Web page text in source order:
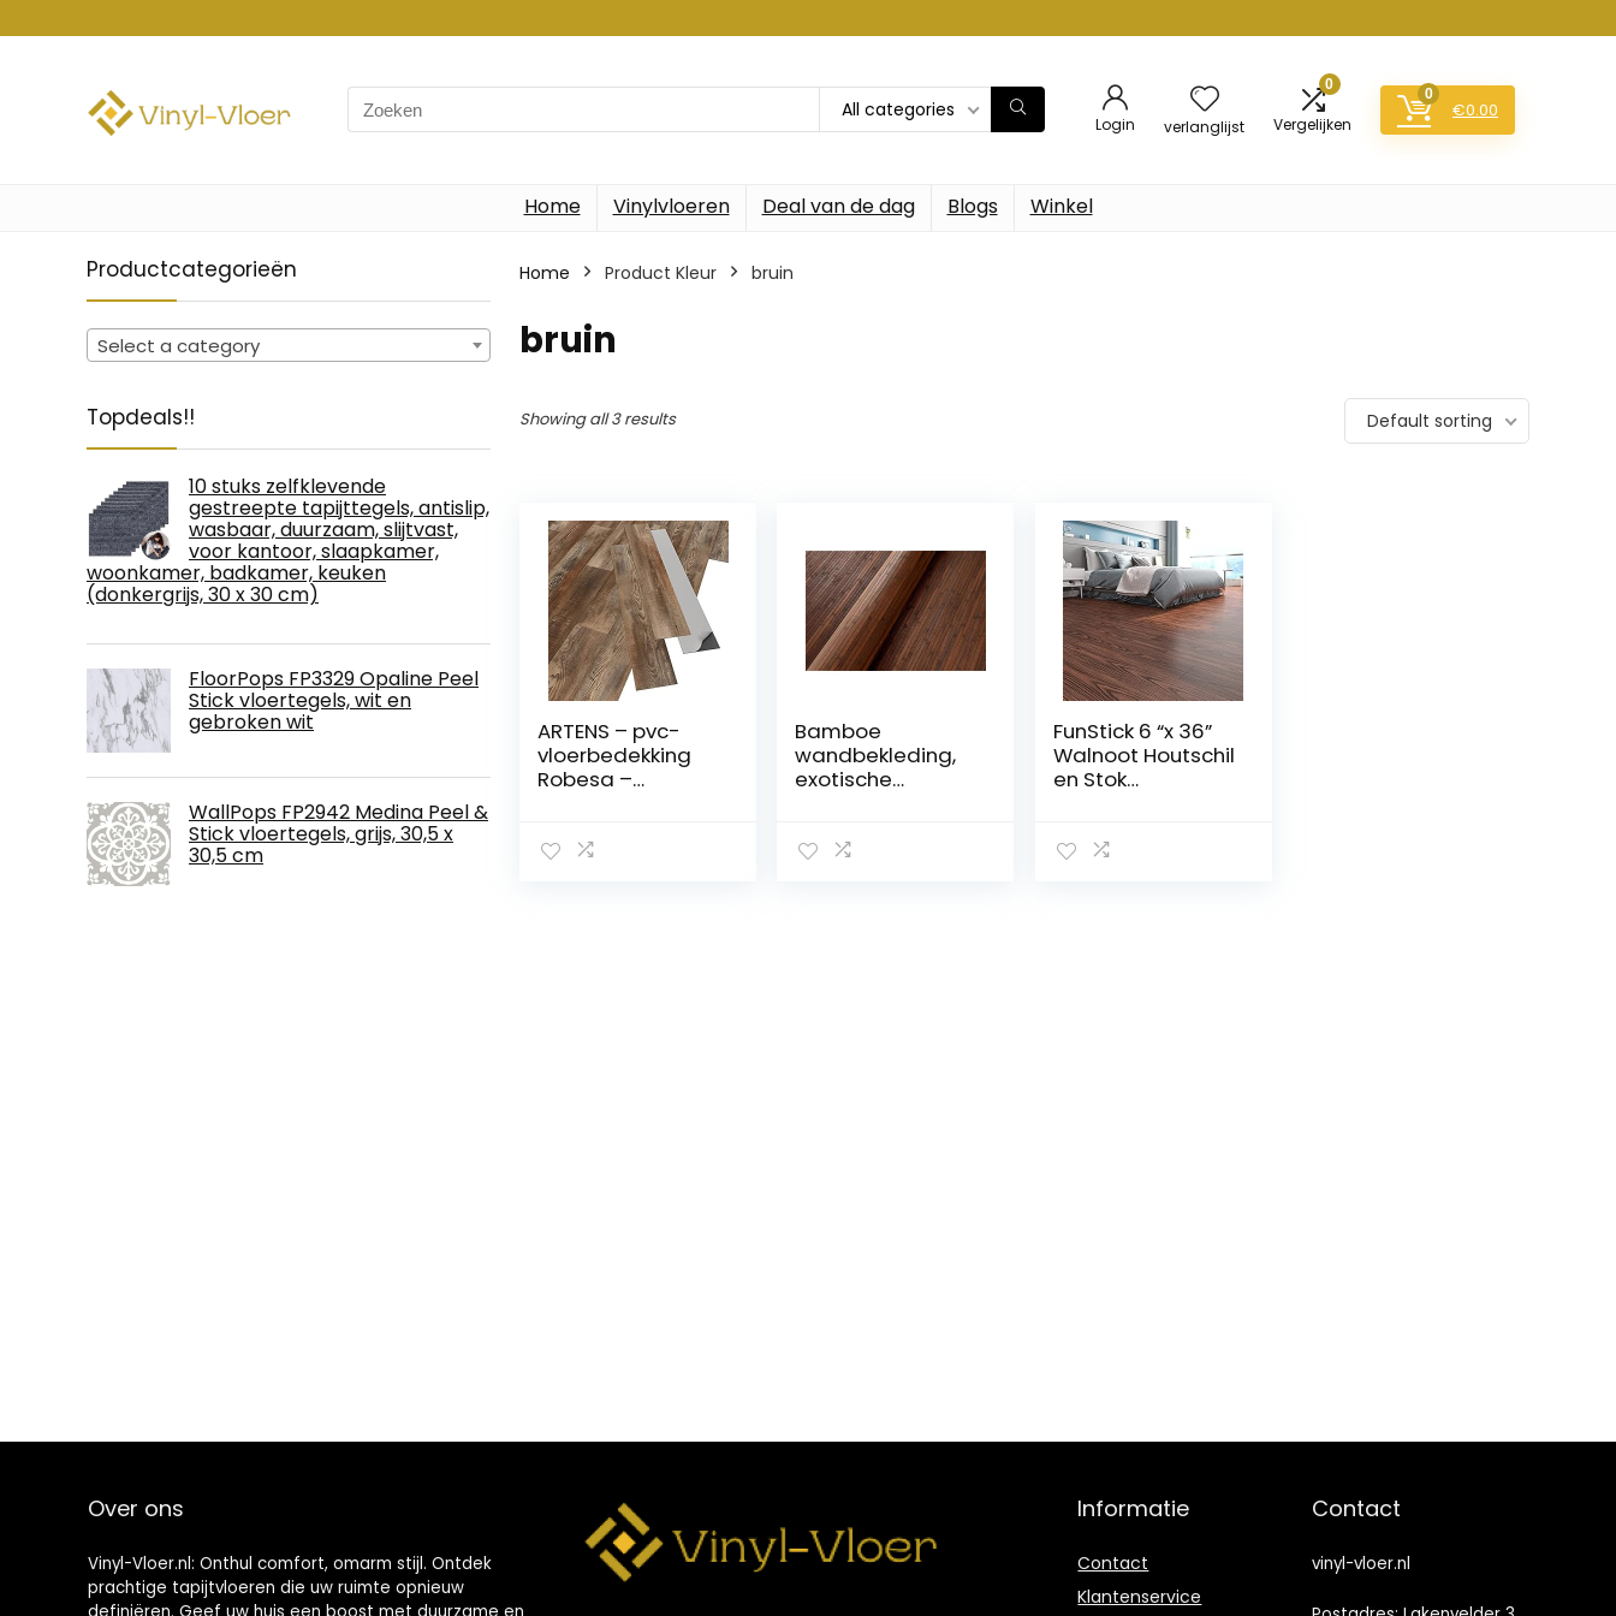
Search
for:
All categories
Login verlanglijst
0
Vergelijken
0
€0.00
Home Vinylvloeren Deal van de dag Blogs Winkel
Productcategorieën
Select a category
Topdeals!!
10 stuks zelfklevende
gestreepte tapijttegels, antislip,
wasbaar, duurzaam, slijtvast,
voor kantoor, slaapkamer,
woonkamer, badkamer, keuken
(donkergrijs, 30 x 30 cm)
FloorPops FP3329 Opaline Peel
Stick vloertegels, wit en
gebroken wit
WallPops FP2942 Medina Peel &
Stick vloertegels, grijs, 30,5 x
30,5 cm
Home Product Kleur ‎bruin
‎bruin
Showing all 3 results Default sorting
ARTENS – pvc-
vloerbedekking
Robesa –
vloer – houteffect
Bamboe
wandbekleding,
exotische
bamboelatten
FunStick 6 “x 36”
Walnoot Houtschil
en Stok
Hout Vinyl Plank
Over ons
Vinyl-Vloer.nl: Onthul comfort, omarm stijl. Ontdek
prachtige tapijtvloeren die uw ruimte opnieuw
Informatie
Contact
Klantenservice
Contact
vinyl-vloer.nl